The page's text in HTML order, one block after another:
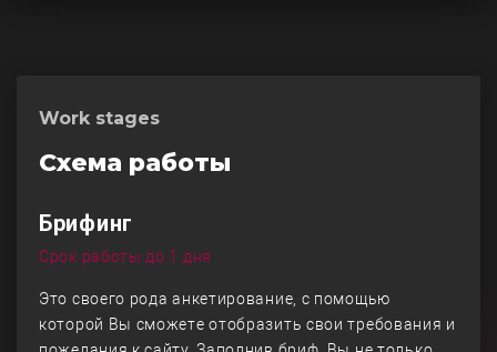
Work stages
Схема работы
Брифинг
Срок работы до 1 дня
Это своего рода анкетирование, с помощью
которой Вы сможете отобразить свои требования и